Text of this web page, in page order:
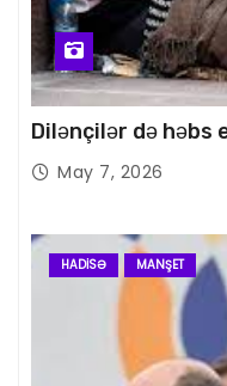
Dilənçilər də həbs
May 7, 2026
HADISƏ MANŞET